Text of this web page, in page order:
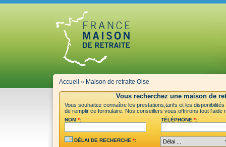
Accueil » Maison de retraite Oise
Vous recherchez une maison de
Vous souhaitez connaître les prestations,tarifs et les
de remplir ce formulaire. Nos conseillers vous offrirons tout
NOM *: TÉLÉPHONE *:
DÉLAI DE RECHERCHE *: